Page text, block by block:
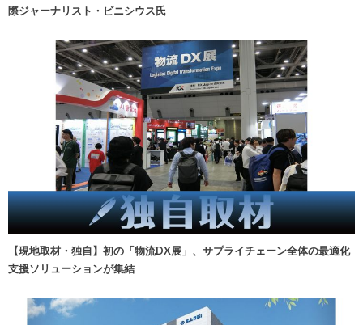
際ジャーナリスト・ビニシウス氏
【現地取材・独自】初の「物流DX展」、サプライチェーン全体の最適化
支援ソリューションが集結